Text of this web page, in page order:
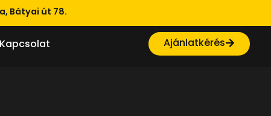
Bátyai út 78.
Kapcsolat Ajánlatkérés